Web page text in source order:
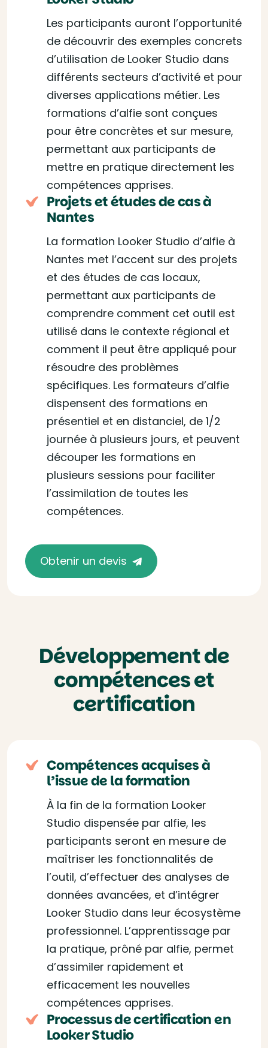
Les participants auront l’opportunité
de découvrir des exemples concrets
d’utilisation de Looker Studio dans
différents secteurs d’activité et pour
diverses applications métier. Les
formations d’alfie sont conçues
pour être concrètes et sur mesure,
permettant aux participants de
mettre en pratique directement les
compétences apprises.
Projets et études de cas à
Nantes
La formation Looker Studio d’alfie à
Nantes met l’accent sur des projets
et des études de cas locaux,
permettant aux participants de
comprendre comment cet outil est
utilisé dans le contexte régional et
comment il peut être appliqué pour
résoudre des problèmes
spécifiques. Les formateurs d’alfie
dispensent des formations en
présentiel et en distanciel, de 1/2
journée à plusieurs jours, et peuvent
découper les formations en
plusieurs sessions pour faciliter
l’assimilation de toutes les
compétences.
Obtenir un devis
Développement de
compétences et
certification
Compétences acquises à
l’issue de la formation
À la fin de la formation Looker
Studio dispensée par alfie, les
participants seront en mesure de
maîtriser les fonctionnalités de
l’outil, d’effectuer des analyses de
données avancées, et d’intégrer
Looker Studio dans leur écosystème
professionnel. L’apprentissage par
la pratique, prôné par alfie, permet
d’assimiler rapidement et
efficacement les nouvelles
compétences apprises.
Processus de certification en
Looker Studio